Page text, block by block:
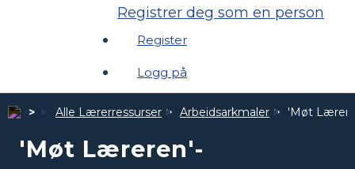
Registrer deg som en person
Register
Logg på
Alle Lærerressurser Arbeidsarkmaler 'Møt
'Møt Læreren'-